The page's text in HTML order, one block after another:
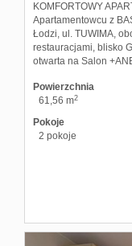
KOMFORTOWY
Apartamentowcu z
Łodzi, ul. TUWIMA,
restauracjami, blisko
otwarta na Salon
Powierzchnia
61,56 m2
Pokoje
2 pokoje